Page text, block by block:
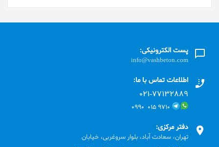
پست الکترونیکی:
info@vashbeton.com
اطلاعات تماس با ما:
۰۲۱-۷۷۱٣۲۸۸۹
۹۷۱۰ ۰۱۵ ۰۹۹۰
دفتر مرکزی:
تهران، سعادت آباد، بلوار سروغربی، خیابان